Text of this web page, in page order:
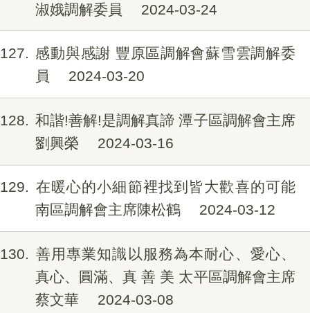
淑娥調解委員
2024-03-24
127
感動與感謝 豐原區調解會蘇雪雲調解委
員
2024-03-20
128
和諧!善解!是調解真諦 潭子區調解會主席
劉興榮
2024-03-16
129
在暖心的小細節裡找到皆大歡喜的可能
南區調解會主席陳松鶴
2024-03-12
130
善用專業知識以服務為本耐心、愛心、
真心、圓滿、真 善 美 太平區調解會主席
蔡文華
2024-03-08